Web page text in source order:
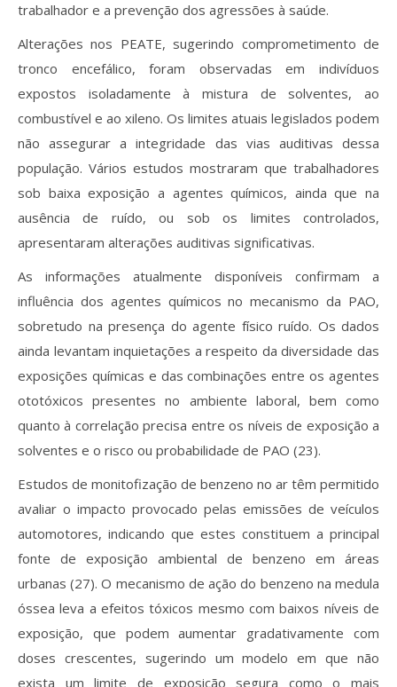
trabalhador e a prevenção dos agressões à saúde.
Alterações nos PEATE, sugerindo comprometimento de
tronco encefálico, foram observadas em indivíduos
expostos isoladamente à mistura de solventes, ao
combustível e ao xileno. Os limites atuais legislados podem
não assegurar a integridade das vias auditivas dessa
população. Vários estudos mostraram que trabalhadores
sob baixa exposição a agentes químicos, ainda que na
ausência de ruído, ou sob os limites controlados,
apresentaram alterações auditivas significativas.
As informações atualmente disponíveis confirmam a
influência dos agentes químicos no mecanismo da PAO,
sobretudo na presença do agente físico ruído. Os dados
ainda levantam inquietações a respeito da diversidade das
exposições químicas e das combinações entre os agentes
ototóxicos presentes no ambiente laboral, bem como
quanto à correlação precisa entre os níveis de exposição a
solventes e o risco ou probabilidade de PAO (23).
Estudos de monitofização de benzeno no ar têm permitido
avaliar o impacto provocado pelas emissões de veículos
automotores, indicando que estes constituem a principal
fonte de exposição ambiental de benzeno em áreas
urbanas (27). O mecanismo de ação do benzeno na medula
óssea leva a efeitos tóxicos mesmo com baixos níveis de
exposição, que podem aumentar gradativamente com
doses crescentes, sugerindo um modelo em que não
exista um limite de exposição segura como o mais